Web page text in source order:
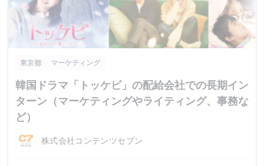
東京都 マーケティング
韓国ドラマ「トッケビ」の配給会社での長期イン
ターン（マーケティングやライティング、事務な
ど）
株式会社コンテンツセブン